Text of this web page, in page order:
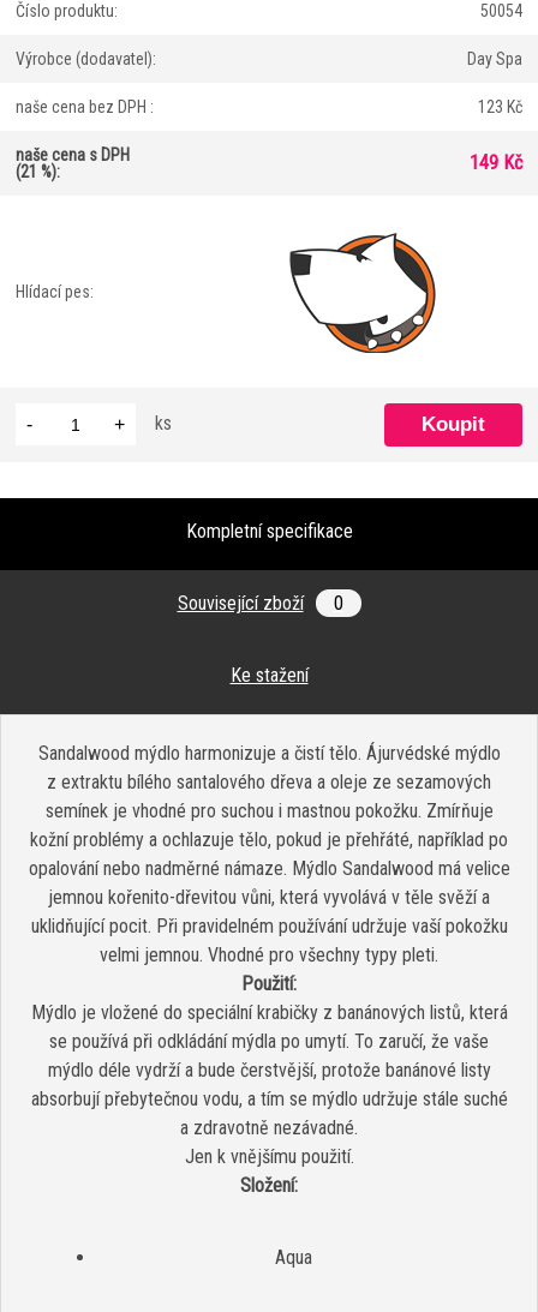
Číslo produktu: 50054
Výrobce (dodavatel): Day Spa
naše cena bez DPH : 123 Kč
naše cena s DPH
(21 %):
149 Kč
Hlídací pes:
- + ks
Kompletní specifikace
Související zboží 0
Ke stažení
Sandalwood mýdlo harmonizuje a čistí tělo. Ájurvédské mýdlo
z extraktu bílého santalového dřeva a oleje ze sezamových
semínek je vhodné pro suchou i mastnou pokožku. Zmírňuje
kožní problémy a ochlazuje tělo, pokud je přehřáté, například po
opalování nebo nadměrné námaze. Mýdlo Sandalwood má velice
jemnou kořenito-dřevitou vůni, která vyvolává v těle svěží a
uklidňující pocit. Při pravidelném používání udržuje vaší pokožku
velmi jemnou. Vhodné pro všechny typy pleti.
Použití:
Mýdlo je vložené do speciální krabičky z banánových listů, která
se používá při odkládání mýdla po umytí. To zaručí, že vaše
mýdlo déle vydrží a bude čerstvější, protože banánové listy
absorbují přebytečnou vodu, a tím se mýdlo udržuje stále suché
a zdravotně nezávadné.
Jen k vnějšímu použití.
Složení:
Aqua